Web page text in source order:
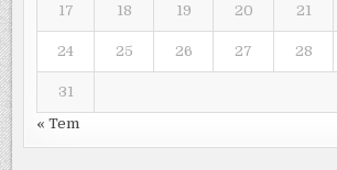
17 18 19 20 21
24 25 26 27 28
31
« Tem